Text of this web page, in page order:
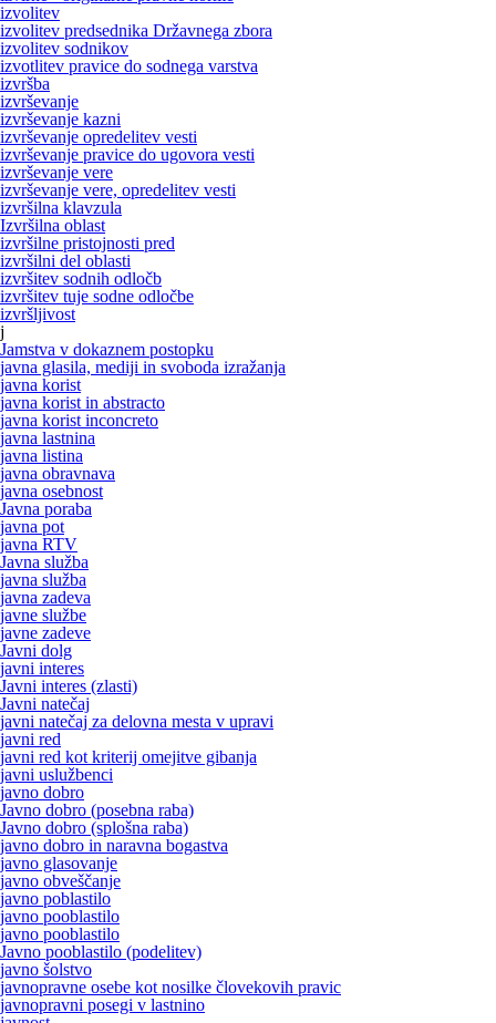
izvolitev
izvolitev predsednika Državnega zbora
izvolitev sodnikov
izvotlitev pravice do sodnega varstva
izvršba
izvrševanje
izvrševanje kazni
izvrševanje opredelitev vesti
izvrševanje pravice do ugovora vesti
izvrševanje vere
izvrševanje vere, opredelitev vesti
izvršilna klavzula
Izvršilna oblast
izvršilne pristojnosti pred
izvršilni del oblasti
izvršitev sodnih odločb
izvršitev tuje sodne odločbe
izvršljivost
j
Jamstva v dokaznem postopku
javna glasila, mediji in svoboda izražanja
javna korist
javna korist in abstracto
javna korist inconcreto
javna lastnina
javna listina
javna obravnava
javna osebnost
Javna poraba
javna pot
javna RTV
Javna služba
javna služba
javna zadeva
javne službe
javne zadeve
Javni dolg
javni interes
Javni interes (zlasti)
Javni natečaj
javni natečaj za delovna mesta v upravi
javni red
javni red kot kriterij omejitve gibanja
javni uslužbenci
javno dobro
Javno dobro (posebna raba)
Javno dobro (splošna raba)
javno dobro in naravna bogastva
javno glasovanje
javno obveščanje
javno poblastilo
javno pooblastilo
javno pooblastilo
Javno pooblastilo (podelitev)
javno šolstvo
javnopravne osebe kot nosilke človekovih pravic
javnopravni posegi v lastnino